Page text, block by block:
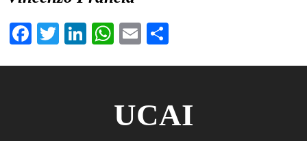
Facebook
TwitterLinkedIn
WhatsApp
Email
UCAI